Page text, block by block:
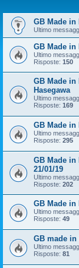
GB Made in
Ultimo
GB Made in
Ultimo
Risposte: 150
GB Made in
Hasegawa
Ultimo
Risposte: 169
GB Made in
Ultimo
Risposte: 295
GB Made in
21/01/19
Ultimo
Risposte: 202
GB Made in
Ultimo
Risposte: 49
GB made
Ultimo
Risposte: 81